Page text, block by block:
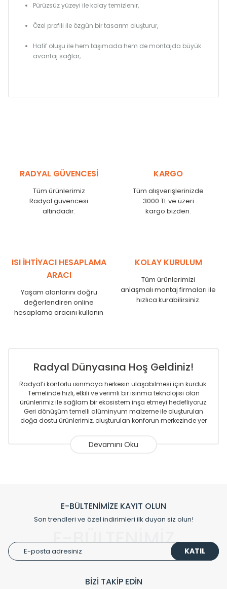
Pürüzsüz yüzeyi ile kolay temizlenir,
Özel profili ile özgün bir tasarım oluşturur,
Hafif oluşu ile hem taşımada hem de montajda büyük
avantaj sağlar,
RADYAL GÜVENCESİ
Tüm ürünlerimiz
Radyal güvencesi
altındadır.
KARGO
Tüm alışverişlerinizde
3000 TL ve üzeri
kargo bizden.
ISI İHTİYACI HESAPLAMA
ARACI
Yaşam alanlarını doğru
değerlendiren online
hesaplama aracını kullanın
KOLAY KURULUM
Tüm ürünlerimizi
anlaşmalı montaj firmaları ile
hızlıca kurabilirsiniz.
Radyal Dünyasına Hoş Geldiniz!
Radyal’i konforlu ısınmaya herkesin ulaşabilmesi için kurduk.
Temelinde hızlı, etkili ve verimli bir ısınma teknolojisi olan
ürünlerimiz ile sağlam bir ekosistem inşa etmeyi hedefliyoruz.
Geri dönüşüm temelli alüminyum malzeme ile oluşturulan
doğa dostu ürünlerimiz, oluşturulan konforun merkezinde yer
Sizlere sunmakta olduğumuz Alüminyum Radyatör ve
gurur duymaktadır. Avrupa’ya yapmakta olduğu ihracat ile
de ürünlerinde sadece tasarımın ön planda olmadığını aynı
zamanda kalite olarak ta en üst seviyede olduğunu
Çevreci ve yeşil enerji yaklaşımlarıyla ve sıfır karbon ayak izi
hedefiyle üretim yapan Radyal çevreye duyarlı üretim
E-BÜLTENİMİZE KAYIT OLUN
Son trendleri ve özel indirimleri ilk duyan siz olun!
E-BÜLTENİMİZ KATIL
BİZİ TAKİP EDİN